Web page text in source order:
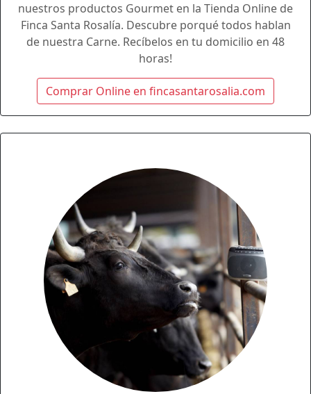
nuestros productos Gourmet en la Tienda Online de
Finca Santa Rosalía. Descubre porqué todos hablan
de nuestra Carne. Recíbelos en tu domicilio en 48
horas!
Comprar Online en fincasantarosalia.com